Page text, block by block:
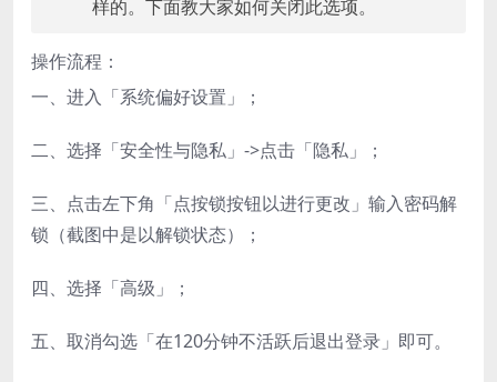
样的。下面教大家如何关闭此选项。
操作流程：
一、进入「系统偏好设置」；
二、选择「安全性与隐私」->点击「隐私」；
三、点击左下角「点按锁按钮以进行更改」输入密码解
锁（截图中是以解锁状态）；
四、选择「高级」；
五、取消勾选「在120分钟不活跃后退出登录」即可。